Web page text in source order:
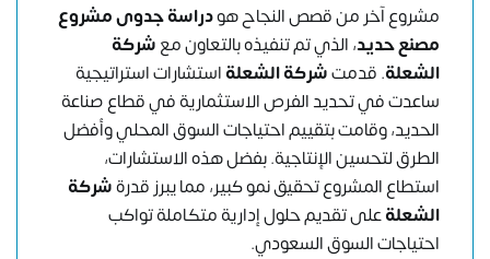
مشروع آخر من قصص النجاح هودراسة جدوى مشروع
مصنع حديد، الذي تم تنفيذه بالتعاون معشركة
الشعلة. قدمتشركة الشعلةاستشارات استراتيجية
ساعدت في تحديد الفرص الاستثمارية في قطاع صناعة
الحديد، وقامت بتقييم احتياجات السوق المحلي وأفضل
الطرق لتحسين الإنتاجية. بفضل هذه الاستشارات،
استطاع المشروع تحقيق نمو كبير، مما يبرز قدرةشركة
الشعلةعلى تقديم حلول إدارية متكاملة تواكب
احتياجات السوق السعودي.